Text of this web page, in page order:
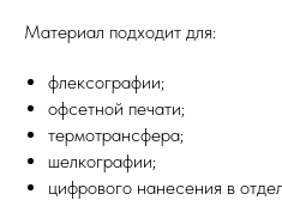
Материал подходит для:
флексографии;
офсетной печати;
термотрансфера;
шелкографии;
цифрового нанесения в